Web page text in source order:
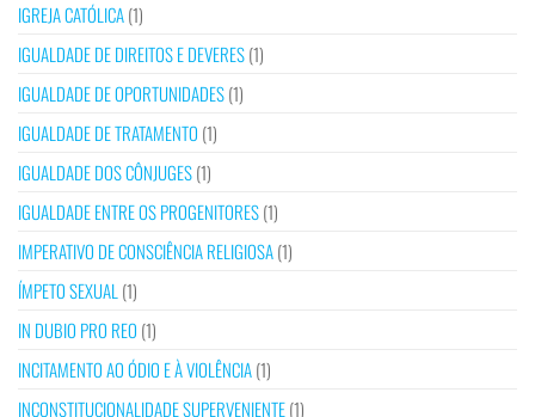
IGREJA CATÓLICA(1)
IGUALDADE DE DIREITOS E DEVERES(1)
IGUALDADE DE OPORTUNIDADES(1)
IGUALDADE DE TRATAMENTO (1)
IGUALDADE DOS CÔNJUGES(1)
IGUALDADE ENTRE OS PROGENITORES(1)
IMPERATIVO DE CONSCIÊNCIA RELIGIOSA(1)
ÍMPETO SEXUAL (1)
IN DUBIO PRO REO (1)
INCITAMENTO AO ÓDIO E À VIOLÊNCIA(1)
INCONSTITUCIONALIDADE SUPERVENIENTE(1)